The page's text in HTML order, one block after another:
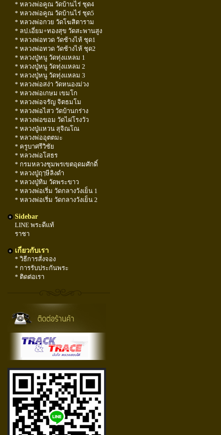
* หลวงพ่อคูณ วัดบ้านไร่ ชุด4
* หลวงพ่อคูณ วัดบ้านไร่ ชุด5
* หลวงพ่อกวย วัดโฆสิตาราม
* ลป.เอี่ยม+ทองสุข วัดสะพานสูง
* หลวงพ่อทวด วัดช้างไห้ ชุด1
* หลวงพ่อทวด วัดช้างไห้ ชุด2
* หลวงปู่หนู วัดทุ่งแหลม 1
* หลวงปู่หนู วัดทุ่งแหลม 2
* หลวงปู่หนู วัดทุ่งแหลม 3
* หลวงพ่อสง่า วัดหนองม่วง
* หลวงพ่อเกษม เขมโก
* หลวงพ่อจรัญ จิตธมโม
* หลวงพ่อไสว วัดบ้านกร่าง
* หลวงพ่อขอม วัดไผ่โรงวัว
* หลวงปู่แหวน สุจิณโณ
* หลวงพ่ออุตตมะ
* ครูบาศรีวิชัย
* หลวงพ่อโสธร
* กรมหลวงชุมพรเขตอุดมศักดิ์
* หลวงปู่ฤๅษีลิงดำ
* หลวงปู่ทิม วัดพระขาว
* หลวงพ่อเริ่ม วัดกลางวังเย็น 1
* หลวงพ่อเริ่ม วัดกลางวังเย็น 2
Sidebar
LINE พระดีแท้
ราชา
เกี่ยวกับเรา
* วิธีการสั่งจอง
* การรับประกันพระ
* ติดต่อเรา